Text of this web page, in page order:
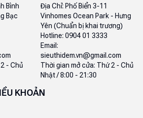
Bình
Bạc
- Chủ
Địa Chỉ: Phố Biển 3-11
Vinhomes Ocean Park - Hưng
Yên (Chuẩn bị khai trương)
Hotline: 0904 01 3333
Email:
sieuthidem.vn@gmail.com
Thời gian mở cửa: Thứ 2 - Chủ
Nhật / 8:00 - 21:30
KHOẢN